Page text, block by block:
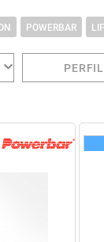
POWERBAR
PERFIL